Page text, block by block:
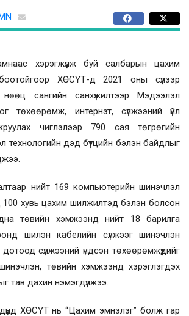
хэрэгжүүлж буй салбарын цахим
ХӨСҮТ-д 2021 оны сүүлээр
сангийн санхүүжилтээр Мэдээлэл
төхөөрөмж, интернэт, сүлжээний үйл
чиглэлээр 790 сая төгрөгийн
технологийн дэд бүтцийн бэлэн байдлыг
нийт 169 компьютерийн шинэчлэл
хувь цахим шилжилтэд бэлэн болсон
төвийн хэмжээнд нийт 18 барилга
шилэн кабелийн сүлжээг шинэчлэн
сүлжээний үндсэн төхөөрөмжүүдийг
төвийн хэмжээнд хэрэглэгдэх
тав дахин нэмэгдүүлжээ.
ХӨСҮТ нь “Цахим эмнэлэг” болж гар